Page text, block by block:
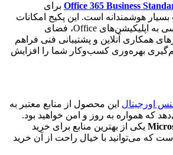
Office 365 Business برای
هوشمندانه است. این پکیج امکانات
گسترده‌ای مانند دسترسی به اپلیکیشن‌های Office، فضای
همکاری آنلاین و پشتیبانی فنی فراهم
بهره‌وری کسب‌وکار شما را افزایش
اورجینال این محصول از منابع معتبر به
که همواره به روز و امن خواهید بود.
یکی از بهترین منابع برای خرید
که می‌توانید با خیال راحت از آن خرید